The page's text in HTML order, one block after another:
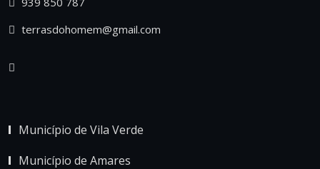
terrasdohomem@gmail.com
Município de Vila Verde
Município de Amares